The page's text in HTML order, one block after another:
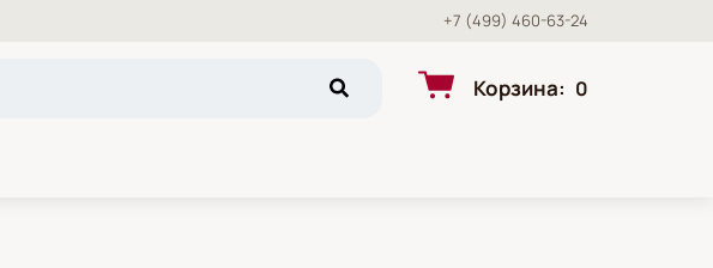
+7 (499) 460-63-24
Корзина: 0